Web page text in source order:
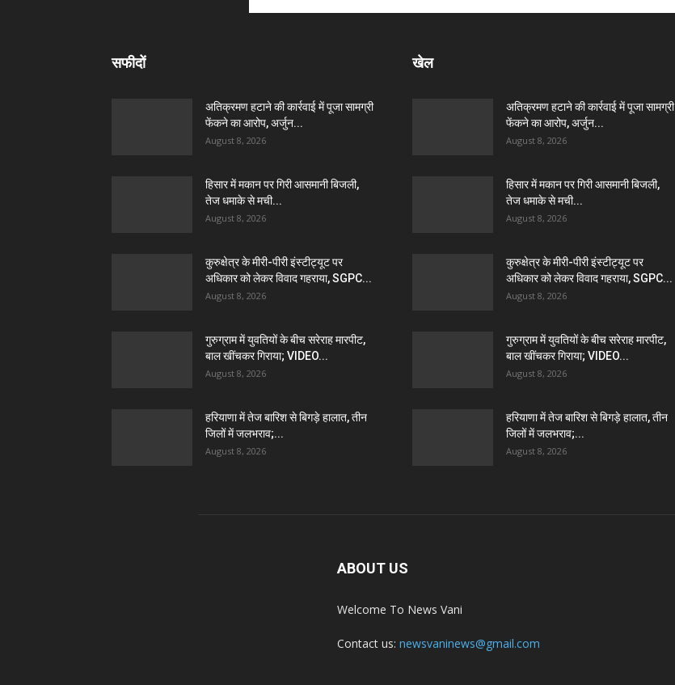
सफीदों
अतिक्रमण हटाने की कार्रवाई में पूजा सामग्री
फेंकने का आरोप, अर्जुन...
August 8, 2026
हिसार में मकान पर गिरी आसमानी बिजली,
तेज धमाके से मची...
August 8, 2026
कुरुक्षेत्र के मीरी-पीरी इंस्टीट्यूट पर
अधिकार को लेकर विवाद गहराया, SGPC...
August 8, 2026
गुरुग्राम में युवतियों के बीच सरेराह मारपीट,
बाल खींचकर गिराया; VIDEO...
August 8, 2026
हरियाणा में तेज बारिश से बिगड़े हालात, तीन
जिलों में जलभराव;...
August 8, 2026
खेल
अतिक्रमण हटाने की कार्रवाई में पूजा सामग्री
फेंकने का आरोप, अर्जुन...
August 8, 2026
हिसार में मकान पर गिरी आसमानी बिजली,
तेज धमाके से मची...
August 8, 2026
कुरुक्षेत्र के मीरी-पीरी इंस्टीट्यूट पर
अधिकार को लेकर विवाद गहराया, SGPC...
August 8, 2026
गुरुग्राम में युवतियों के बीच सरेराह मारपीट,
बाल खींचकर गिराया; VIDEO...
August 8, 2026
हरियाणा में तेज बारिश से बिगड़े हालात, तीन
जिलों में जलभराव;...
August 8, 2026
ABOUT US
Welcome To News Vani
Contact us: newsvaninews@gmail.com